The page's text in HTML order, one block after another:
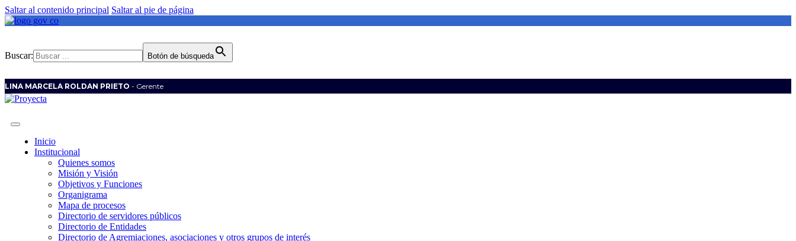
Saltar al contenido principal Saltar al pie de página
Buscar: Botón de búsqueda
LINA MARCELA ROLDAN PRIETO - Gerente
Inicio
Institucional
Quienes somos
Misión y Visión
Objetivos y Funciones
Organigrama
Mapa de procesos
Directorio de servidores públicos
Directorio de Entidades
Directorio de Agremiaciones, asociaciones y otros grupos de interés